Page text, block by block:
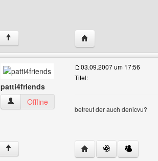
↑ Website dieses
patti4friends
patti4friends Benutzer-Profile anzeigen
Offline
03.09.2007 um 17:56
Titel:
betreut der auch denicvu?
↑ Website dieses